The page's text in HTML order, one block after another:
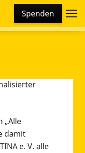
Spenden
Cookies und
Cookies und
„Alle
damit
e. V. alle